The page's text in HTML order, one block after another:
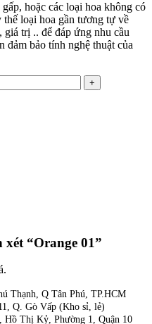
hoặc các loại hoa không có
loại hoa gần tương tự về
giá trị .. để đáp ứng nhu cầu
đảm bảo tính nghệ thuật của
“Orange 01”
Thạnh, Q Tân Phú, TP.HCM
Q. Gò Vấp (Kho sỉ, lẻ)
Hồ Thị Kỷ, Phường 1, Quận 10